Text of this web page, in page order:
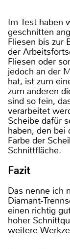
Im Test haben
geschnitten
Fliesen bis zur
der
Fliesen oder
jedoch an der
hat, ist zum
zum anderen
sind so fein,
verarbeitet
Scheibe dafür
haben, den bei
Farbe der
Schnittfläche.
Fazit
Das nenne ich
Diamant-
einen richtig
hoher
weitere